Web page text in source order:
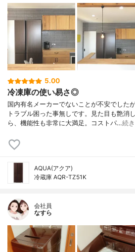
5.00
冷凍庫の使い易さ◎
国内有名メーカーでないことが不安でした
トラブル困った事無しです。見た目も艶消
ら、機能性も非常に大満足。コストパ…続
AQUA(アクア)
冷蔵庫 AQR-TZ51K
会社員
なすら